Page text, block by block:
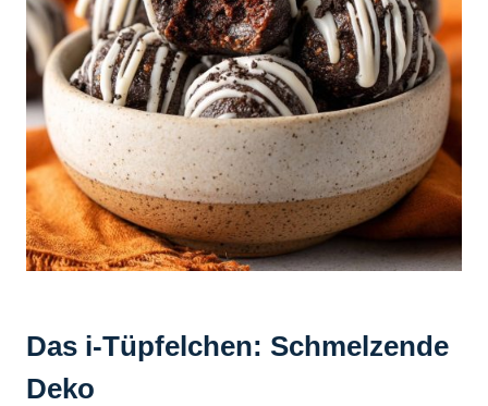
Das i-Tüpfelchen: Schmelzende
Deko